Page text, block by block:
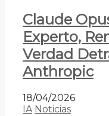
Claude
Experto,
Verdad
Anthropic
18/04/2026
IA Noticias